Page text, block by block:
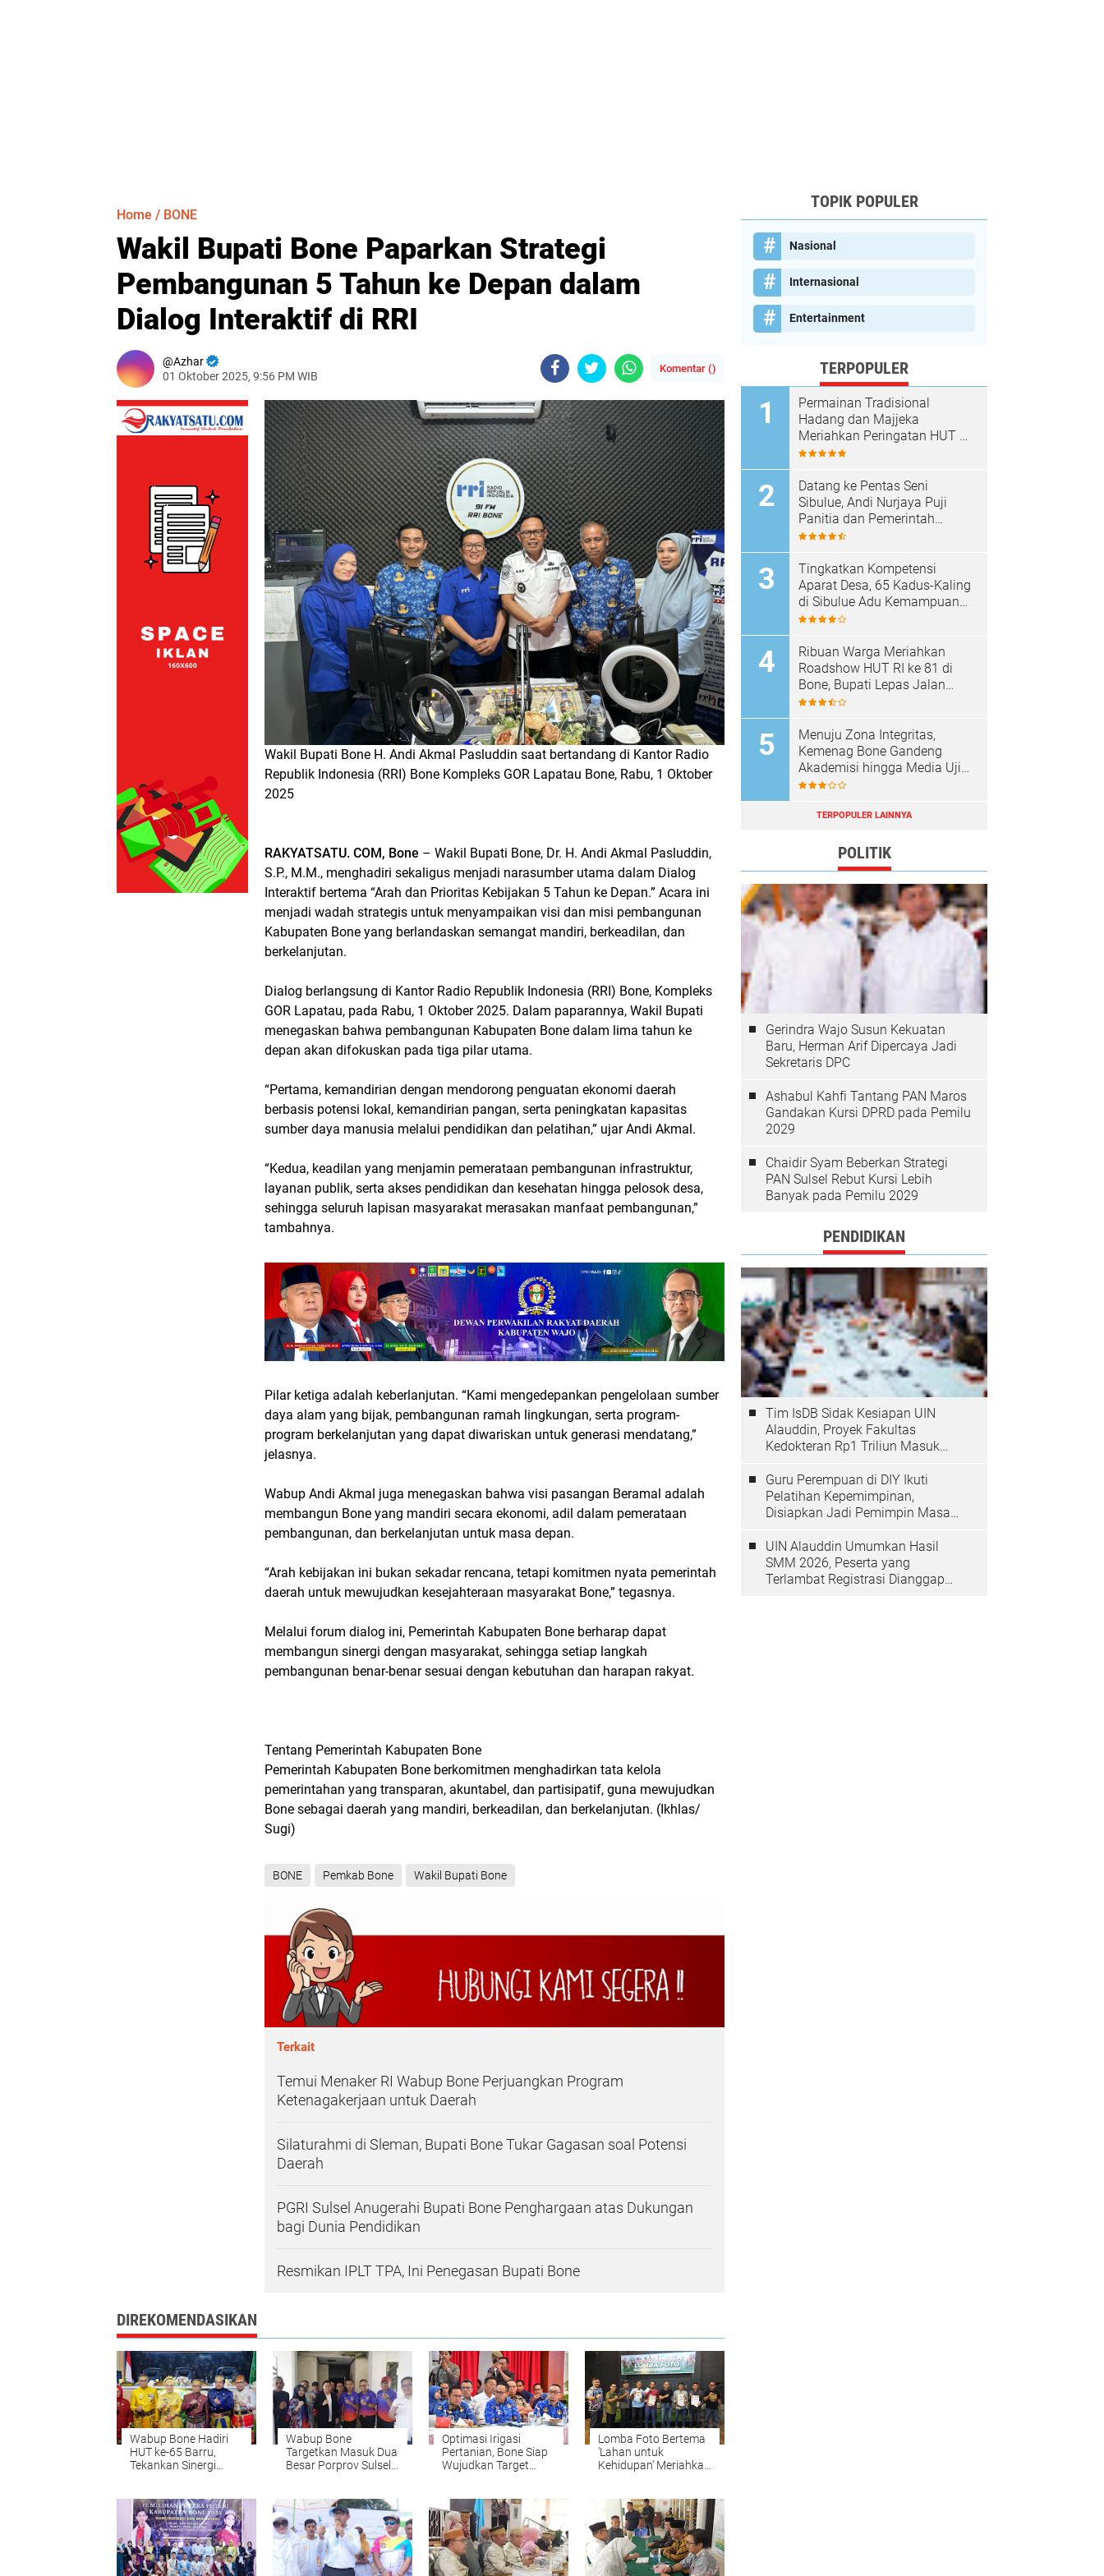
Home / BONE
Wakil Bupati Bone Paparkan Strategi
Pembangunan 5 Tahun ke Depan dalam
Dialog Interaktif di RRI
Azhar
01 Oktober 2025, 9:56 PM WIB
Komentar ()
Wakil Bupati Bone H. Andi Akmal Pasluddin saat bertandang di Kantor Radio
Republik Indonesia (RRI) Bone Kompleks GOR Lapatau Bone, Rabu, 1 Oktober
2025
RAKYATSATU. COM, Bone – Wakil Bupati Bone, Dr. H. Andi Akmal Pasluddin,
S.P., M.M., menghadiri sekaligus menjadi narasumber utama dalam Dialog
Interaktif bertema “Arah dan Prioritas Kebijakan 5 Tahun ke Depan.” Acara ini
menjadi wadah strategis untuk menyampaikan visi dan misi pembangunan
Kabupaten Bone yang berlandaskan semangat mandiri, berkeadilan, dan
berkelanjutan.
Dialog berlangsung di Kantor Radio Republik Indonesia (RRI) Bone, Kompleks
GOR Lapatau, pada Rabu, 1 Oktober 2025. Dalam paparannya, Wakil Bupati
menegaskan bahwa pembangunan Kabupaten Bone dalam lima tahun ke
depan akan difokuskan pada tiga pilar utama.
“Pertama, kemandirian dengan mendorong penguatan ekonomi daerah
berbasis potensi lokal, kemandirian pangan, serta peningkatan kapasitas
sumber daya manusia melalui pendidikan dan pelatihan,” ujar Andi Akmal.
“Kedua, keadilan yang menjamin pemerataan pembangunan infrastruktur,
layanan publik, serta akses pendidikan dan kesehatan hingga pelosok desa,
sehingga seluruh lapisan masyarakat merasakan manfaat pembangunan,”
tambahnya.
Pilar ketiga adalah keberlanjutan. “Kami mengedepankan pengelolaan sumber
daya alam yang bijak, pembangunan ramah lingkungan, serta program-
program berkelanjutan yang dapat diwariskan untuk generasi mendatang,”
jelasnya.
Wabup Andi Akmal juga menegaskan bahwa visi pasangan Beramal adalah
membangun Bone yang mandiri secara ekonomi, adil dalam pemerataan
pembangunan, dan berkelanjutan untuk masa depan.
“Arah kebijakan ini bukan sekadar rencana, tetapi komitmen nyata pemerintah
daerah untuk mewujudkan kesejahteraan masyarakat Bone,” tegasnya.
Melalui forum dialog ini, Pemerintah Kabupaten Bone berharap dapat
membangun sinergi dengan masyarakat, sehingga setiap langkah
pembangunan benar-benar sesuai dengan kebutuhan dan harapan rakyat.
Tentang Pemerintah Kabupaten Bone
Pemerintah Kabupaten Bone berkomitmen menghadirkan tata kelola
pemerintahan yang transparan, akuntabel, dan partisipatif, guna mewujudkan
Bone sebagai daerah yang mandiri, berkeadilan, dan berkelanjutan. (Ikhlas/
Sugi)
BONE Pemkab Bone Wakil Bupati Bone
Terkait
Temui Menaker RI Wabup Bone Perjuangkan Program
Ketenagakerjaan untuk Daerah
Silaturahmi di Sleman, Bupati Bone Tukar Gagasan soal Potensi
Daerah
PGRI Sulsel Anugerahi Bupati Bone Penghargaan atas Dukungan
bagi Dunia Pendidikan
Resmikan IPLT TPA, Ini Penegasan Bupati Bone
DIREKOMENDASIKAN
Wabup Bone Hadiri
HUT ke-65 Barru,
Tekankan Sinergi
Wabup Bone
Targetkan Masuk Dua
Besar Porprov Sulsel
Optimasi Irigasi
Pertanian, Bone Siap
Wujudkan Target
Lomba Foto Bertema
'Lahan untuk
Kehidupan' Meriahkan
TOPIK POPULER
Nasional
Internasional
Entertainment
TERPOPULER
Permainan Tradisional
Hadang dan Majjeka
Meriahkan Peringatan HUT RI
di Sibulue
Datang ke Pentas Seni
Sibulue, Andi Nurjaya Puji
Panitia dan Pemerintah
Kecamatan
Tingkatkan Kompetensi
Aparat Desa, 65 Kadus-Kaling
di Sibulue Adu Kemampuan
Berpidato
Ribuan Warga Meriahkan
Roadshow HUT RI ke 81 di
Bone, Bupati Lepas Jalan
Santai
Menuju Zona Integritas,
Kemenag Bone Gandeng
Akademisi hingga Media Uji
Standar Pelayanan
TERPOPULER LAINNYA
POLITIK
Gerindra Wajo Susun Kekuatan
Baru, Herman Arif Dipercaya Jadi
Sekretaris DPC
Ashabul Kahfi Tantang PAN Maros
Gandakan Kursi DPRD pada Pemilu
2029
Chaidir Syam Beberkan Strategi
PAN Sulsel Rebut Kursi Lebih
Banyak pada Pemilu 2029
PENDIDIKAN
Tim IsDB Sidak Kesiapan UIN
Alauddin, Proyek Fakultas
Kedokteran Rp1 Triliun Masuk
Guru Perempuan di DIY Ikuti
Pelatihan Kepemimpinan,
Disiapkan Jadi Pemimpin Masa
UIN Alauddin Umumkan Hasil
SMM 2026, Peserta yang
Terlambat Registrasi Dianggap